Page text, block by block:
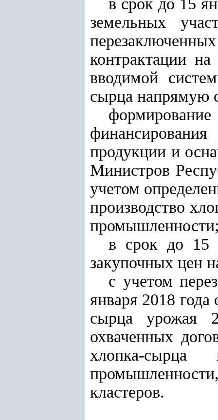
в срок до 15
земельных
контрактации
вводимой
сырца напрямую
финансирования
продукции и
Министров
учетом
производство
в срок до 15
закупочных цен
с учетом
января 2018
сырца урожая
охваченных
хлопка-
кластеров.